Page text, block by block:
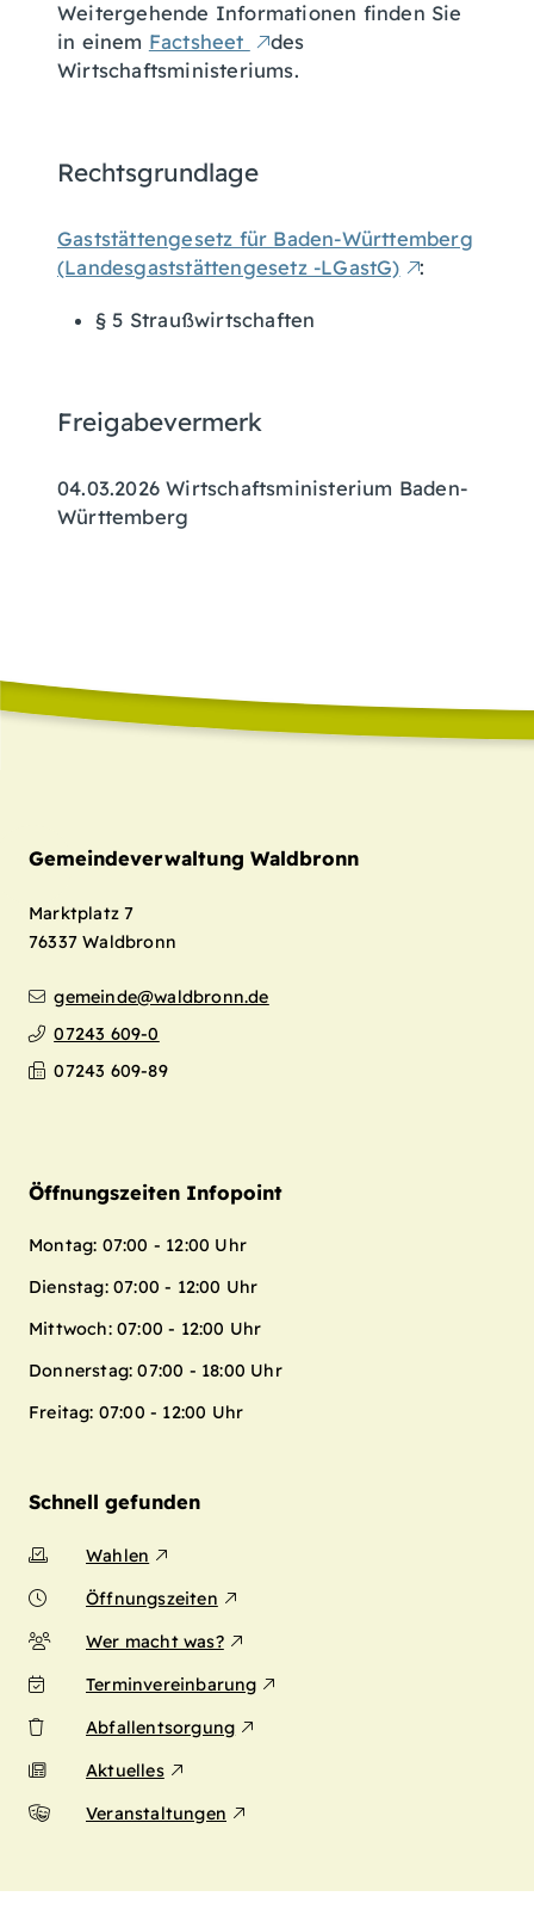
Weitergehende Informationen finden Sie
in einem Factsheet
des
Wirtschaftsministeriums.
Rechtsgrundlage
Gaststättengesetz für Baden-Württemberg
(Landesgaststättengesetz -LGastG)
:
§ 5 Straußwirtschaften
Freigabevermerk
04.03.2026 Wirtschaftsministerium Baden-
Württemberg
Gemeindeverwaltung Waldbronn
Marktplatz 7
76337 Waldbronn
gemeinde@waldbronn.de
07243 609-0
07243 609-89
Öffnungszeiten Infopoint
Montag: 07:00 - 12:00 Uhr
Dienstag: 07:00 - 12:00 Uhr
Mittwoch: 07:00 - 12:00 Uhr
Donnerstag: 07:00 - 18:00 Uhr
Freitag: 07:00 - 12:00 Uhr
Schnell gefunden
Wahlen
Öffnungszeiten
Wer macht was?
Terminvereinbarung
Abfallentsorgung
Aktuelles
Veranstaltungen